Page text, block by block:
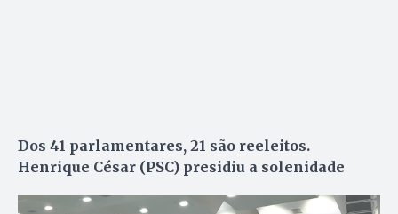
Dos 41 parlamentares, 21 são reeleitos.
Henrique César (PSC) presidiu a solenidade